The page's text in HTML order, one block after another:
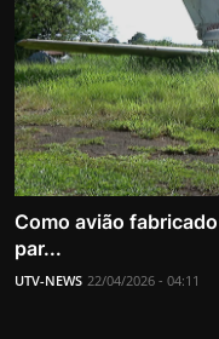
Como avião
par...
UTV-NEWS 22/04/2026 - 04:11